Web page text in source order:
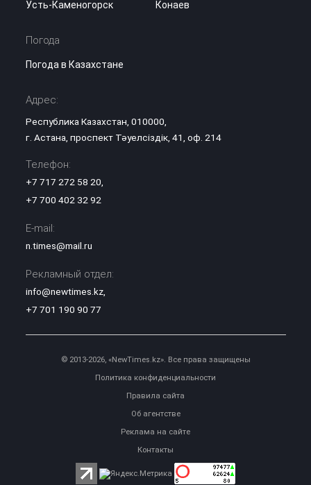
Усть-Каменогорск
Конаев
Погода
Погода в Казахстане
Адрес:
Республика Казахстан, 010000,
г. Астана, проспект Тәуелсіздік, 41, оф. 214
Телефон:
+7 717 272 58 20
+7 700 402 32 92
E-mail:
n.times@mail.ru
Рекламный отдел:
info@newtimes.kz,
+7 701 190 90 77
© 2013-2026, «NewTimes.kz». Все права защищены
Политика конфиденциальности
Правила сайта
Об агентстве
Реклама на сайте
Контакты